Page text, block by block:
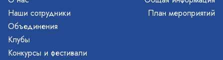
Наши сотрудники
Объединения
Клубы
Конкурсы и фестивали
План мероприятий